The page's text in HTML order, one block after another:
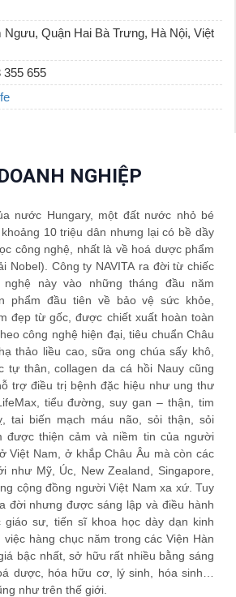
Ngưu, Quận Hai Bà Trưng, Hà Nội, Việt
355 655
NGHIỆP
nước Hungary, một đất nước nhỏ bé
10 triệu dân nhưng lại có bề dầy
công nghệ, nhất là về hoá dược phẩm
Nobel). Công ty NAVITA ra đời từ chiếc
này vào những tháng đầu năm
phẩm đầu tiên về bảo vệ sức khỏe,
đẹp từ gốc, được chiết xuất hoàn toàn
công nghệ hiện đại, tiêu chuẩn Châu
thảo liều cao, sữa ong chúa sấy khô,
tự thân, collagen da cá hồi Nauy cũng
trợ điều trị bệnh đặc hiệu như ung thư
tiểu đường, suy gan – thận, tim
tai biến mạch máu não, sỏi thận, sỏi
được thiện cảm và niềm tin của người
Việt Nam, ở khắp Châu Âu mà còn các
như Mỹ, Úc, New Zealand, Singapore,
cộng đồng người Việt Nam xa xứ. Tuy
đời nhưng được sáng lập và điều hành
giáo sư, tiến sĩ khoa học dày dạn kinh
hàng chục năm trong các Viện Hàn
bậc nhất, sở hữu rất nhiều bằng sáng
dược, hóa hữu cơ, lý sinh, hóa sinh…
như trên thế giới.